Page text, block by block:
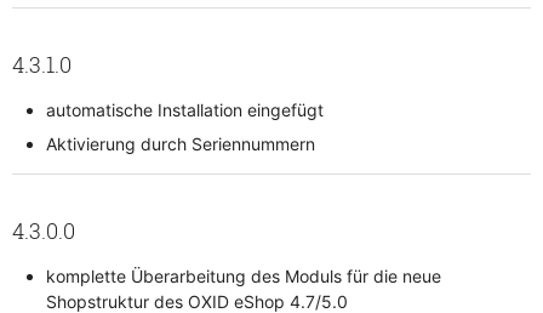
4.3.1.0
automatische Installation eingefügt
Aktivierung durch Seriennummern
4.3.0.0
komplette Überarbeitung des Moduls für die neue
Shopstruktur des OXID eShop 4.7/5.0